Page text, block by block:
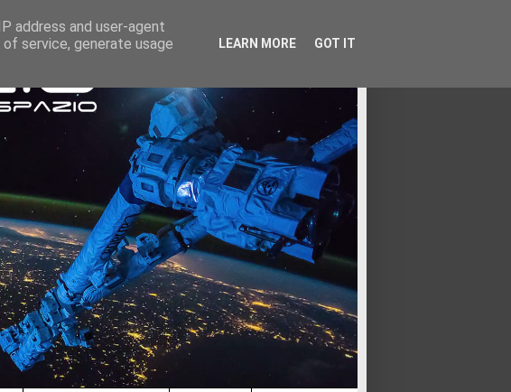
address and user-agent
service, generate usage
LEARN MORE GOT IT